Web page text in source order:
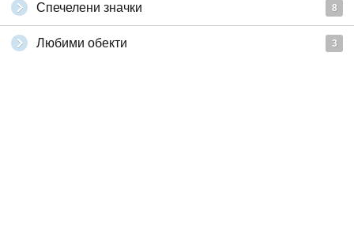
Спечелени значки 8
Любими обекти 3